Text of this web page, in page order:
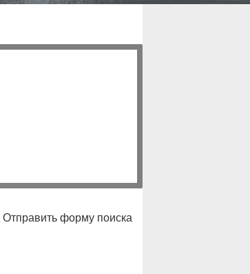
форму поиска